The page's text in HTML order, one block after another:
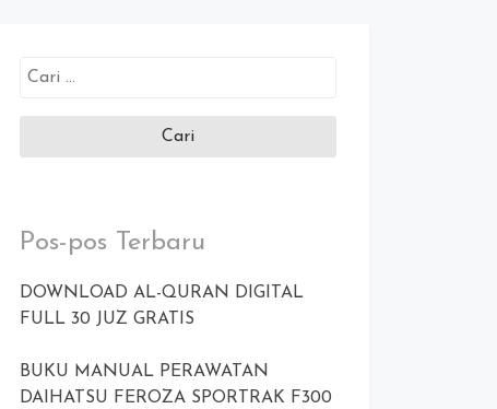
Cari
Pos-pos Terbaru
DOWNLOAD AL-QURAN DIGITAL
FULL 30 JUZ GRATIS
BUKU MANUAL PERAWATAN
DAIHATSU FEROZA SPORTRAK F300